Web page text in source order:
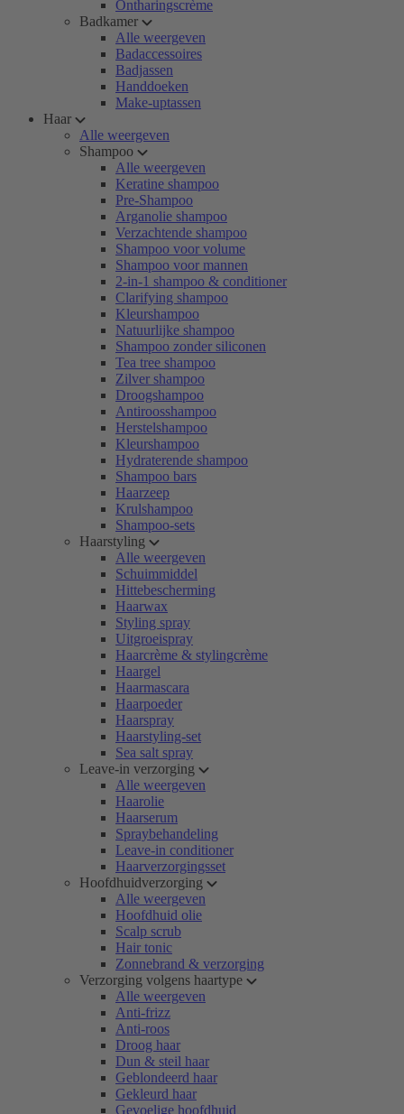
Ontharingscrème
Badkamer
Alle weergeven
Badaccessoires
Badjassen
Handdoeken
Make-uptassen
Haar
Alle weergeven
Shampoo
Alle weergeven
Keratine shampoo
Pre-Shampoo
Arganolie shampoo
Verzachtende shampoo
Shampoo voor volume
Shampoo voor mannen
2-in-1 shampoo & conditioner
Clarifying shampoo
Kleurshampoo
Natuurlijke shampoo
Shampoo zonder siliconen
Tea tree shampoo
Zilver shampoo
Droogshampoo
Antiroosshampoo
Herstelshampoo
Kleurshampoo
Hydraterende shampoo
Shampoo bars
Haarzeep
Krulshampoo
Shampoo-sets
Haarstyling
Alle weergeven
Schuimmiddel
Hittebescherming
Haarwax
Styling spray
Uitgroeispray
Haarcrème & stylingcrème
Haargel
Haarmascara
Haarpoeder
Haarspray
Haarstyling-set
Sea salt spray
Leave-in verzorging
Alle weergeven
Haarolie
Haarserum
Spraybehandeling
Leave-in conditioner
Haarverzorgingsset
Hoofdhuidverzorging
Alle weergeven
Hoofdhuid olie
Scalp scrub
Hair tonic
Zonnebrand & verzorging
Verzorging volgens haartype
Alle weergeven
Anti-frizz
Anti-roos
Droog haar
Dun & steil haar
Geblondeerd haar
Gekleurd haar
Gevoelige hoofdhuid